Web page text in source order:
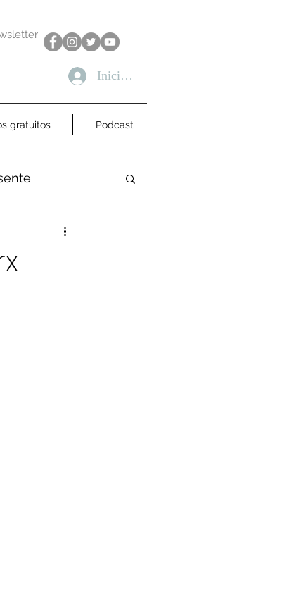
Iniciar sesión
gratuitos Podcast